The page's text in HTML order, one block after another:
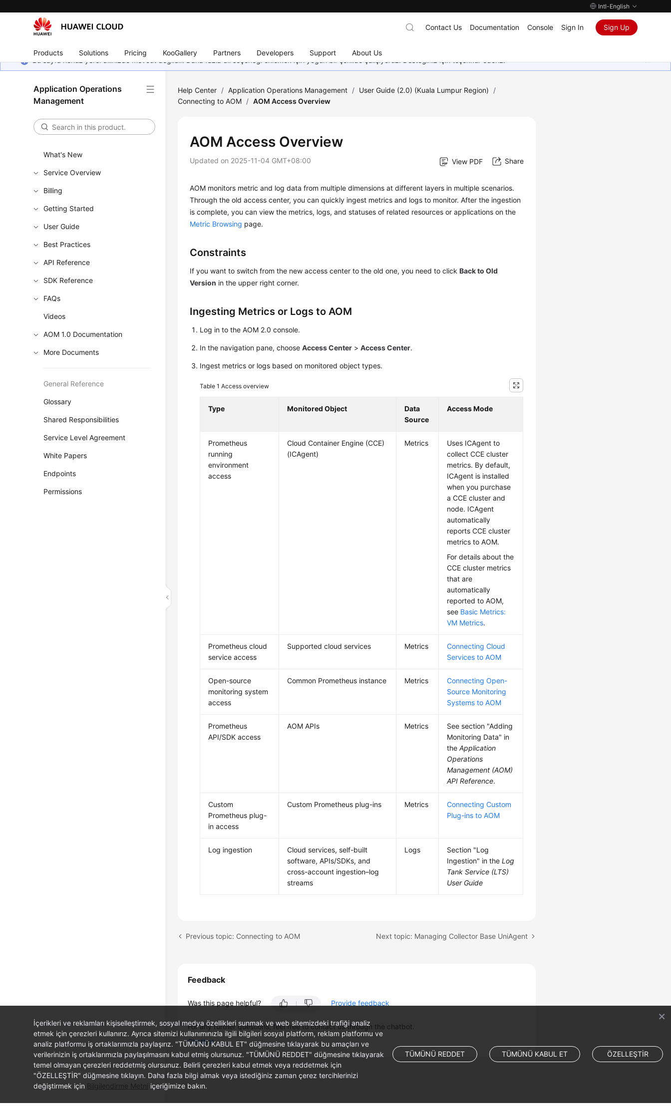
Intl-English
Products Solutions Pricing KooGallery Partners Developers Support About Us
Contact Us Documentation Console Sign In Sign Up
Bu sayfa henüz yerel dilinizde mevcut değildir. Daha fazla dil seçeneği eklemek için yoğun bir şekilde çalışıyoruz. Desteğiniz için teşekkür ederiz.
Application Operations
Management
What's New
Service Overview
Billing
Getting Started
User Guide
Best Practices
API Reference
SDK Reference
FAQs
Videos
AOM 1.0 Documentation
More Documents
General Reference
Glossary
Shared Responsibilities
Service Level Agreement
White Papers
Endpoints
Permissions
Help Center / Application Operations Management / User Guide (2.0) (Kuala Lumpur Region)
/
Connecting to AOM / AOM Access Overview
AOM Access Overview
Updated on 2025-11-04 GMT+08:00 View PDF Share
AOM monitors metric and log data from multiple dimensions at different layers in multiple scenarios.
Through the old access center, you can quickly ingest metrics and logs to monitor. After the ingestion
is complete, you can view the metrics, logs, and statuses of related resources or applications on the
Metric Browsing page.
Constraints
If you want to switch from the new access center to the old one, you need to clickBack to Old
Version in the upper right corner.
Ingesting Metrics or Logs to AOM
Log in to the AOM 2.0 console.
In the navigation pane, chooseAccess Center >Access Center.
Ingest metrics or logs based on monitored object types.
Table 1Access overview
Type Monitored Object
Data
Source
Access Mode
Prometheus
running
environment
access
Cloud Container Engine (CCE)
(ICAgent)
Metrics
Uses ICAgent to
collect CCE cluster
metrics. By default,
ICAgent is installed
when you purchase
a CCE cluster and
node. ICAgent
automatically
reports CCE cluster
metrics to AOM.
For details about the
CCE cluster metrics
that are
automatically
reported to AOM,
see Basic Metrics:
VM Metrics.
Prometheus cloud
service access
Supported cloud services Metrics
Connecting Cloud
Services to AOM
Open-source
monitoring system
access
Common Prometheus instance Metrics
Connecting Open-
Source Monitoring
Systems to AOM
Prometheus
API/SDK access
AOM APIs Metrics
See section "Adding
Monitoring Data" in
theApplication
Operations
Management (AOM)
API Reference.
Custom
Prometheus plug-
in access
Custom Prometheus plug-ins Metrics
Connecting Custom
Plug-ins to AOM
Log ingestion
Cloud services, self-built
software, APIs/SDKs, and
cross-account ingestion–log
streams
Logs
Section "Log
Ingestion" in theLog
Tank Service (LTS)
User Guide
Previous topic: Connecting to AOM Next topic: Managing Collector Base UniAgent
Feedback
Was this page helpful? Provide feedback
For any further questions, feel free to contact us through the chatbot.
Chatbot
İçerikleri ve reklamları kişiselleştirmek, sosyal medya özellikleri sunmak ve web sitemizdeki trafiği analiz
etmek için çerezleri kullanırız. Ayrıca sitemizi kullanımınızla ilgili bilgileri sosyal platform, reklam platformu ve
analiz platformu iş ortaklarımızla paylaşırız. "TÜMÜNÜ KABUL ET" düğmesine tıklayarak bu amaçları ve
verilerinizin iş ortaklarımızla paylaşılmasını kabul etmiş olursunuz. "TÜMÜNÜ REDDET" düğmesine tıklayarak
temel olmayan çerezleri reddetmiş olursunuz. Belirli çerezleri kabul etmek veya reddetmek için
"ÖZELLEŞTİR" düğmesine tıklayın. Daha fazla bilgi almak veya istediğiniz zaman çerez tercihlerinizi
değiştirmek için Bilgilendirme Metni içeriğimize bakın.
TÜMÜNÜ REDDET TÜMÜNÜ KABUL ET ÖZELLEŞTİR